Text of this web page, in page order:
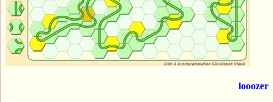
looozer